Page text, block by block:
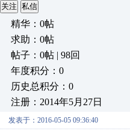
关注 私信
精华：0帖
求助：0帖
帖子：0帖 | 98回
年度积分：0
历史总积分：0
注册：2014年5月27日
发表于：2016-05-05 09:36:40